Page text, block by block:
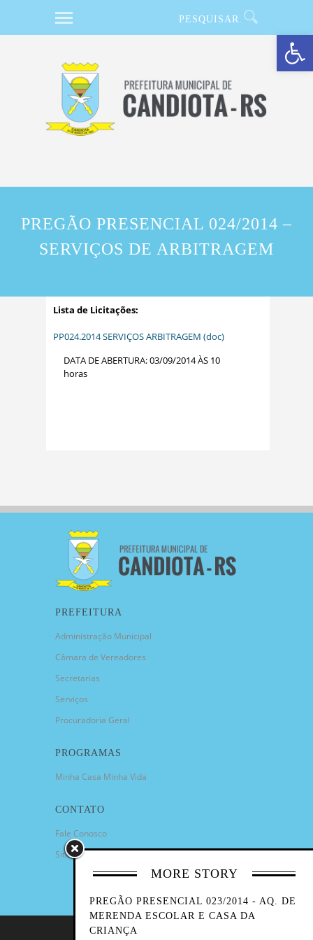
Barra de Ferramentas Aberta
PREGÃO PRESENCIAL 024/2014 –
SERVIÇOS DE ARBITRAGEM
Lista de Licitações:
PP024.2014 SERVIÇOS ARBITRAGEM (doc)
DATA DE ABERTURA: 03/09/2014 ÀS 10
horas
MORE STORY
PREGÃO PRESENCIAL 023/2014 - AQ. DE
MERENDA ESCOLAR E CASA DA
CRIANÇA
PREFEITURA
Administração Municipal
Câmara de Vereadores
Secretarias
Serviços
Procuradoria Geral
PROGRAMAS
Minha Casa Minha Vida
CONTATO
Fale Conosco
Sitemap